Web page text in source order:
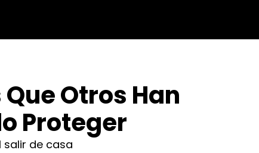
Otros Han
Proteger
salir de casa